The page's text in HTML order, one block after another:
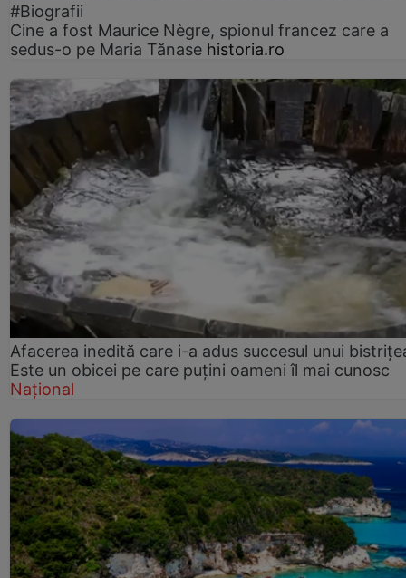
#Biografii
Cine a fost Maurice Nègre, spionul francez care a
sedus-o pe Maria Tănase historia.ro
Afacerea inedită care i-a adus succesul unui
Este un obicei pe care puțini oameni îl mai cunosc
Național